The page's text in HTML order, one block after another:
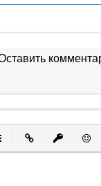
списоксписок
Вставить ссылку
Вставить